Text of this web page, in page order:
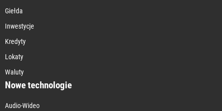
Giełda
Inwestycje
Kredyty
Lokaty
Waluty
Nowe technologie
Audio-Wideo